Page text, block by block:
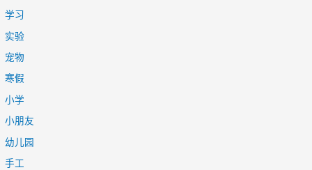
学习
实验
宠物
寒假
小学
小朋友
幼儿园
手工